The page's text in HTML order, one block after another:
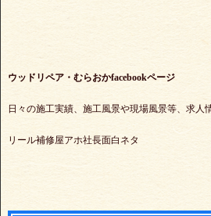
ウッドリペア・むらおかfacebookページ
日々の施工実績、施工風景や現場風景等、求人
リール補修屋アホ社長面白ネタ